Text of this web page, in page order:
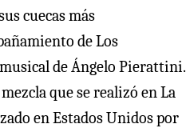
cuecas más
de Los
de Ángelo Pierattini.
que se realizó en La
en Estados Unidos por